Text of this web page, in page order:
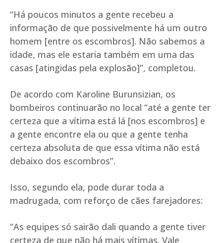
“Há poucos minutos a gente recebeu a
informação de que possivelmente há um outro
homem [entre os escombros]. Não sabemos a
idade, mas ele estaria também em uma das
casas [atingidas pela explosão]”, completou.
De acordo com Karoline Burunsizian, os
bombeiros continuarão no local “até a gente ter
certeza que a vítima está lá [nos escombros] e
a gente encontre ela ou que a gente tenha
certeza absoluta de que essa vítima não está
debaixo dos escombros”.
Isso, segundo ela, pode durar toda a
madrugada, com reforço de cães farejadores:
“As equipes só sairão dali quando a gente tiver
certeza de que não há mais vítimas. Vale